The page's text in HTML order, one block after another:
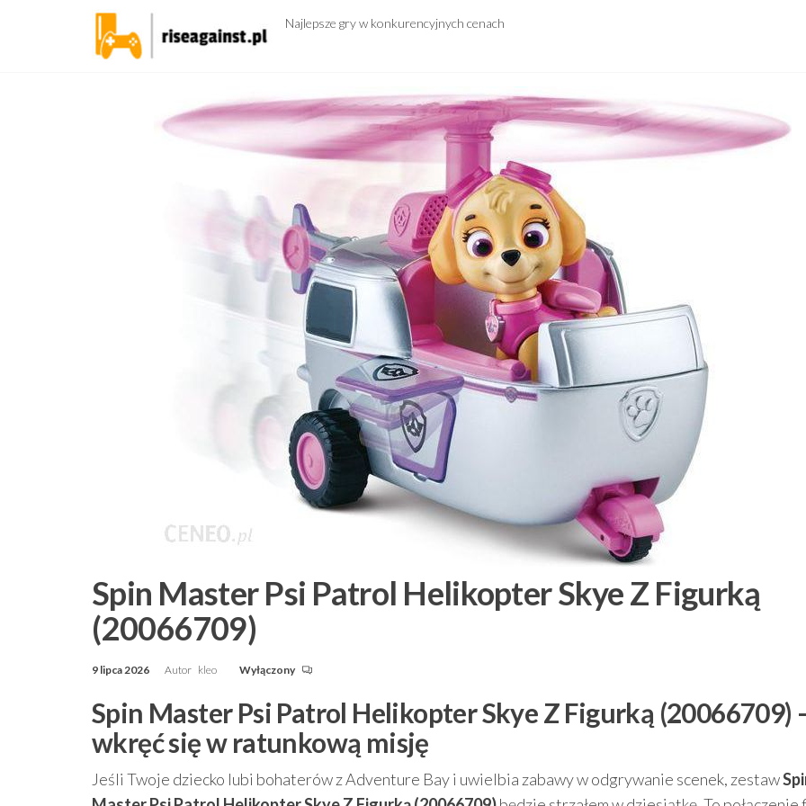
Najlepsze gry w konkurencyjnych cenach
Spin Master Psi Patrol Helikopter Skye Z Figurką
(20066709)
9 lipca 2026 Autor kleo Wyłączony
Spin Master Psi Patrol Helikopter Skye Z Figurką (20066709)
wkręć się w ratunkową misję
Jeśli Twoje dziecko lubi bohaterów z Adventure Bay i uwielbia zabawy w odgrywanie scenek, zestaw